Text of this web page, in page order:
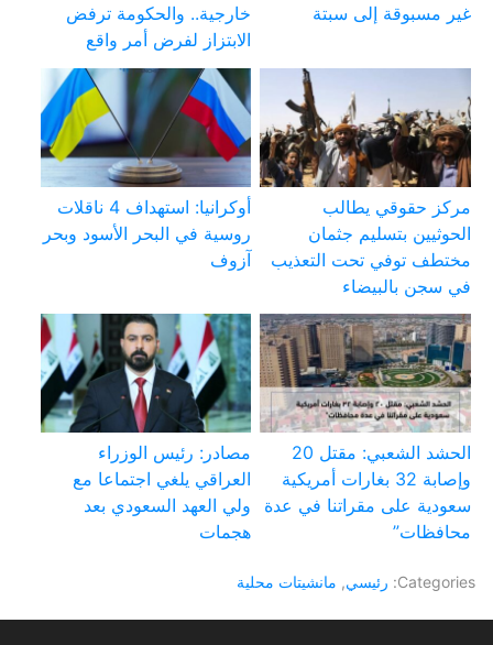
غير مسبوقة إلى سبتة
خارجية.. والحكومة ترفض
الابتزاز لفرض أمر واقع
مركز حقوقي يطالب
الحوثيين بتسليم جثمان
مختطف توفي تحت التعذيب
في سجن بالبيضاء
أوكرانيا: استهداف 4 ناقلات
روسية في البحر الأسود وبحر
آزوف
الحشد الشعبي: مقتل 20
وإصابة 32 بغارات أمريكية
سعودية على مقراتنا في عدة
محافظات”
مصادر: رئيس الوزراء
العراقي يلغي اجتماعا مع
ولي العهد السعودي بعد
هجمات
Categories: رئيسي, مانشيتات محلية